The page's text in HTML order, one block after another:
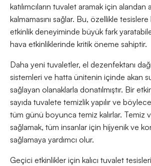
katılımcıların tuvalet aramak için alandan
kalmamasını sağlar. Bu, özellikle tesislere
etkinlik deneyiminde büyük fark
hava etkinliklerinde kritik öneme sahiptir.
Daha yeni tuvaletler, el dezenfektanı
sistemleri ve hatta ünitenin içinde akan
sağlayan olanaklarla donatılmıştır. Bir
sayıda tuvalete temizlik yapılır ve
tüm günü boyunca temiz kalırlar. Temiz
sağlamak, tüm insanlar için hijyenik ve
sağlamaya yardımcı olur.
Geçici etkinlikler için kalıcı tuvalet